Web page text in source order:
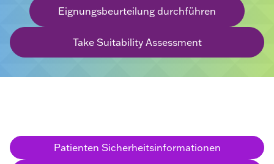
Eignungsbeurteilung durchführen
Take Suitability Assessment
Patienten Sicherheitsinformationen